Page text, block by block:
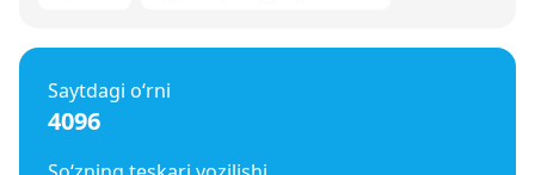
Saytdagi o‘rni
4096